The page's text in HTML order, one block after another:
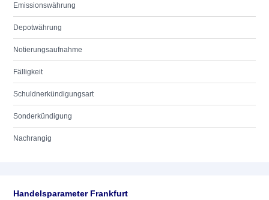
Emissionswährung
Depotwährung
Notierungsaufnahme
Fälligkeit
Schuldnerkündigungsart
Sonderkündigung
Nachrangig
Handelsparameter Frankfurt